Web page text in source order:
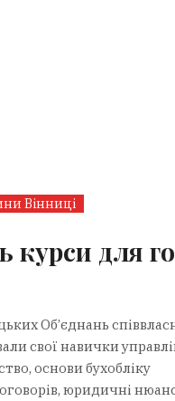
Вінниці
курси для
Об’єднань
свої навички
основи бухобліку
юридичні